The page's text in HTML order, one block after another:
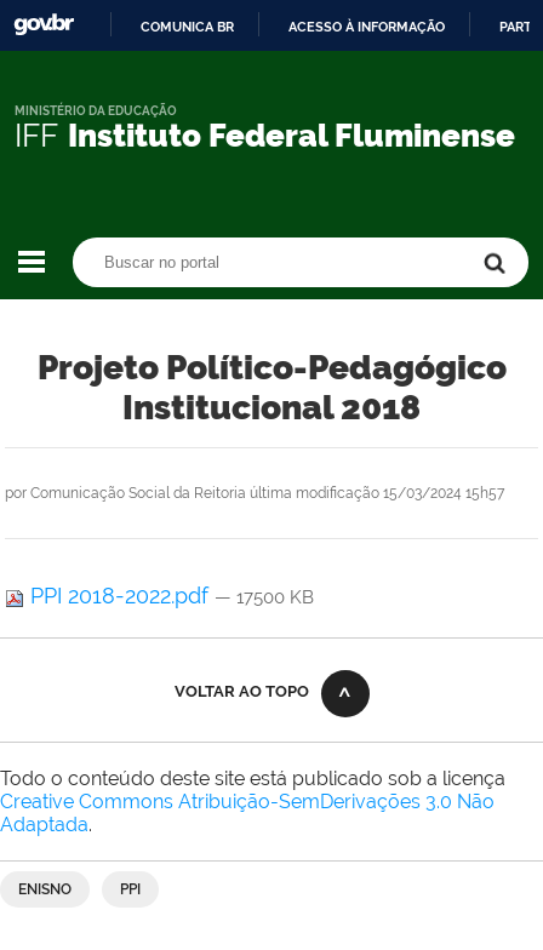
CONTEÚDO
COMUNICA BR ACESSO À INFORMAÇÃO
IFF Instituto Federal Fluminense
MINISTÉRIO DA EDUCAÇÃO
Projeto Político-Pedagógico
Institucional 2018
por Comunicação Social da Reitoria última modificação 15/03/2024 15h57
PPI 2018-2022.pdf — 17500 KB
VOLTAR AO TOPO
Todo o conteúdo deste site está publicado sob a licença
Creative Commons Atribuição-SemDerivações 3.0 Não
Adaptada.
ENISNO PPI